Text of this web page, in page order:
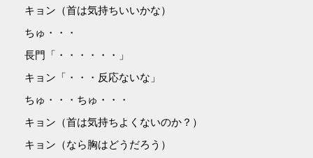
キョン（首は気持ちいいかな）
ちゅ・・・
長門「・・・・・・」
キョン「・・・反応ないな」
ちゅ・・・ちゅ・・・
キョン（首は気持ちよくないのか？）
キョン（なら胸はどうだろう）